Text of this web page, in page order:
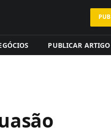
PUBLICAR ARTIGO